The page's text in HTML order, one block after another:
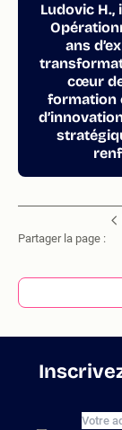
Ludovic
ans
cœur
formation
Partager la page :